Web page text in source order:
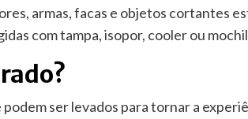
armas, facas e objetos cortantes
com tampa, isopor, cooler ou
ser levados para tornar a